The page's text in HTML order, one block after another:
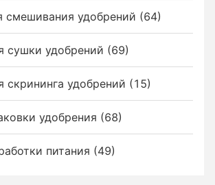
смешивания удобрений (64)
сушки удобрений (69)
скрининга удобрений (15)
удобрения (68)
питания (49)